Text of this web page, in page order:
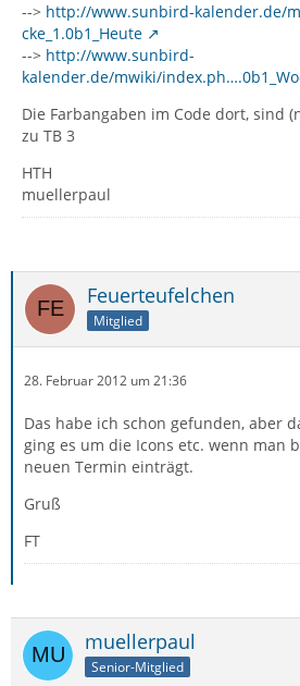
--> http://www.sunbird-kalender.de/
cke_1.0b1_Heute
--> http://www.sunbird-
kalender.de/mwiki/
Die Farbangaben im Code dort, sind
zu TB 3
HTH
muellerpaul
Feuerteufelchen
Mitglied
28. Februar 2012 um 21:36
Das habe ich schon gefunden, aber
ging es um die Icons etc. wenn man
neuen Termin einträgt.
Gruß
FT
muellerpaul
Senior-Mitglied